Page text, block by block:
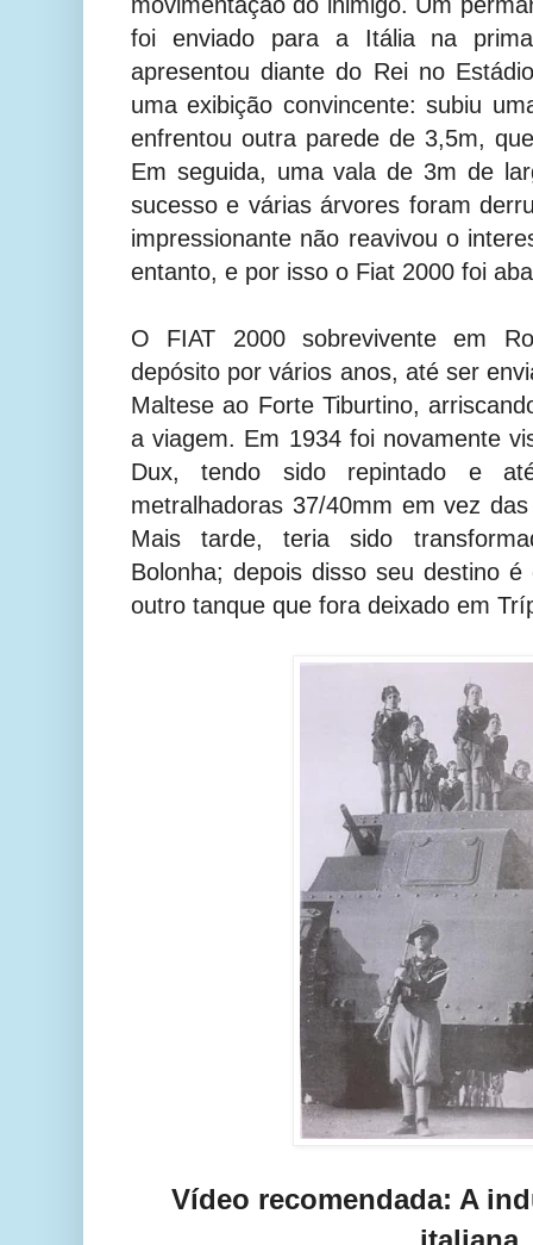
foi enviado para a Itália na
apresentou diante do Rei no
uma exibição convincente: subiu
enfrentou outra parede de 3,5m,
Em seguida, uma vala de 3m de
sucesso e várias árvores foram
impressionante não reavivou o
entanto, e por isso o Fiat 2000 foi
O FIAT 2000 sobrevivente em
depósito por vários anos, até ser
Maltese ao Forte Tiburtino,
a viagem. Em 1934 foi novamente
Dux, tendo sido repintado e
metralhadoras 37/40mm em vez
Mais tarde, teria sido
Bolonha; depois disso seu destino
outro tanque que fora deixado em
Vídeo recomendada: A